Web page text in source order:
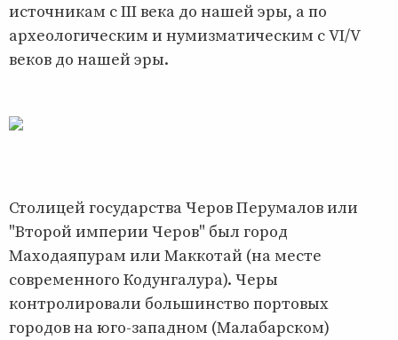
источникам с III века до нашей эры, а по
археологическим и нумизматическим с VI/V
веков до нашей эры.
Столицей государства Черов Перумалов или
"Второй империи Черов" был город
Маходаяпурам или Маккотай (на месте
современного Кодунгалура). Черы
контролировали большинство портовых
городов на юго-западном (Малабарском)